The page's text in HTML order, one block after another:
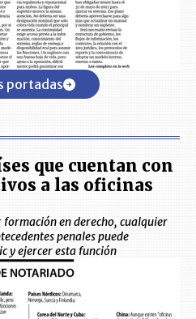
portadas
que cuentan con
a las oficinas
formación en derecho, cualquier
penales puede
y ejercer esta función